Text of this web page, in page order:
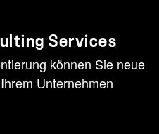
Services
können Sie neue
Unternehmen